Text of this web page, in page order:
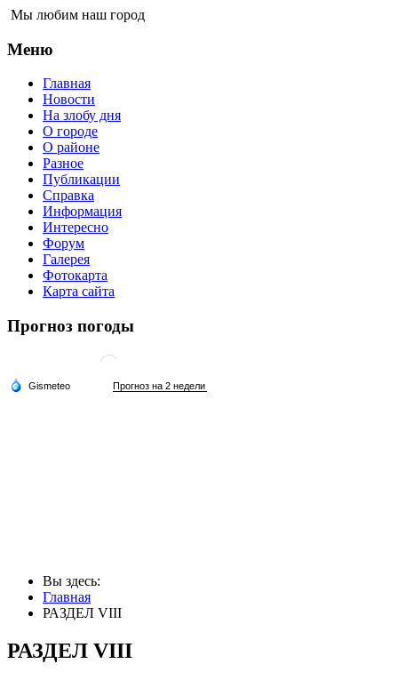
Мы любим наш город
Меню
Главная
Новости
На злобу дня
О городе
О районе
Разное
Публикации
Справка
Информация
Интересно
Форум
Галерея
Фотокарта
Карта сайта
Прогноз погоды
Вы здесь:
Главная
РАЗДЕЛ VIII
РАЗДЕЛ VIII